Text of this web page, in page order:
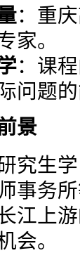
：重
家。
：课
问题
景
究生
事务
江上
会。